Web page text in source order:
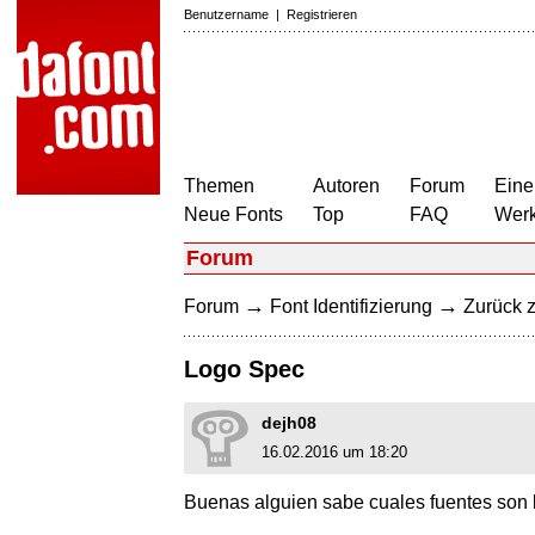
Benutzername | Registrieren
Themen
Neue Fonts
Autoren
Top
Forum
FAQ
Forum
Forum → Font Identifizierung → Zurück
Logo Spec
dejh08
16.02.2016 um 18:20
Buenas alguien sabe cuales fuentes son